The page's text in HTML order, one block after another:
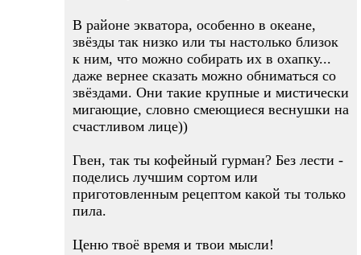
В районе экватора, особенно в океане,
звёзды так низко или ты настолько близок
к ним, что можно собирать их в охапку...
даже вернее сказать можно обниматься со
звёздами. Они такие крупные и мистически
мигающие, словно смеющиеся веснушки на
счастливом лице))
Гвен, так ты кофейный гурман? Без лести -
поделись лучшим сортом или
приготовленным рецептом какой ты только
пила.
Ценю твоё время и твои мысли!